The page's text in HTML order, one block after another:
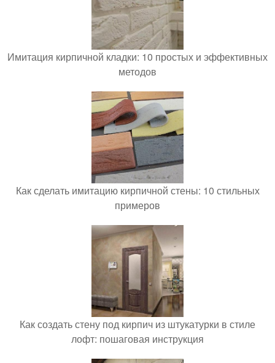
Имитация кирпичной кладки: 10 простых и эффективных
методов
Как сделать имитацию кирпичной стены: 10 стильных
примеров
Как создать стену под кирпич из штукатурки в стиле
лофт: пошаговая инструкция